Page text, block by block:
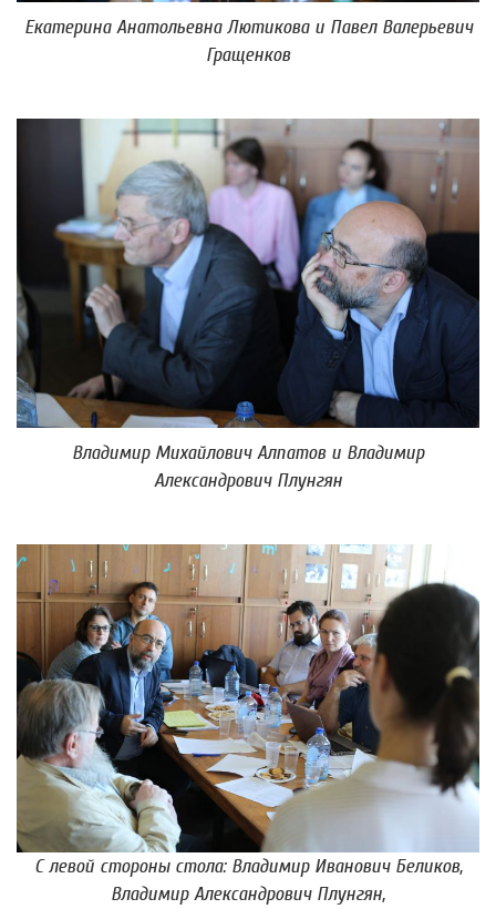
Екатерина Анатольевна Лютикова и Павел Валерьевич
Гращенков
Владимир Михайлович Алпатов и Владимир
Александрович Плунгян
С левой стороны стола: Владимир Иванович Беликов,
Владимир Александрович Плунгян,